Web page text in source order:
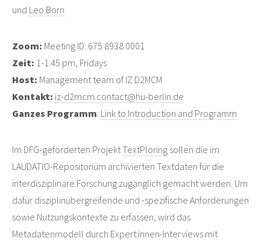
und Leo Born
Zoom: Meeting ID: 675 8938 0001
Zeit: 1-1:45 pm, Fridays
Host: Management team of IZ D2MCM
Kontakt: iz-d2mcm.contact@hu-berlin.de
Ganzes Programm: Link to Introduction and Programm
Im DFG-geförderten ProjektTextPloring sollen die im
LAUDATIO-Repositorium archivierten Textdaten für die
interdisziplinäre Forschung zugänglich gemacht werden. Um
dafür disziplinübergreifende und -spezifische Anforderungen
sowie Nutzungskontexte zu erfassen, wird das
Metadatenmodell durch Expert:innen-Interviews mit